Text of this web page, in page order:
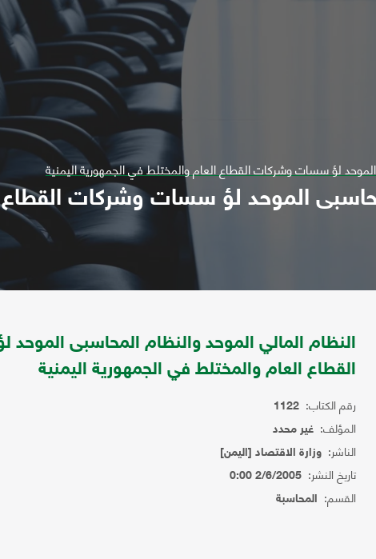
لؤ سسات وشركات القطاع العام والمختلط في الجمهورية اليمنية
الموحد لؤ سسات وشركات
النظام المالي الموحد والنظام المحاسبى
القطاع العام والمختلط في الجمهورية اليمنية
رقم الكتاب: 1122
المؤلف: غير محدد
الناشر: وزارة الاقتصاد [اليمن]
تاريخ النشر: 2/6/2005 0:00
القسم: المحاسبة